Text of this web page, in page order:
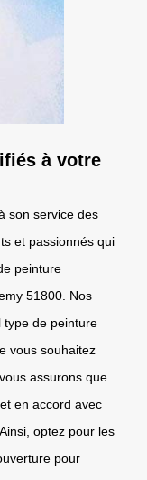
à votre
son service des
et passionnés qui
peinture
51800. Nos
type de peinture
vous souhaitez
assurons que
en accord avec
optez pour les
pour